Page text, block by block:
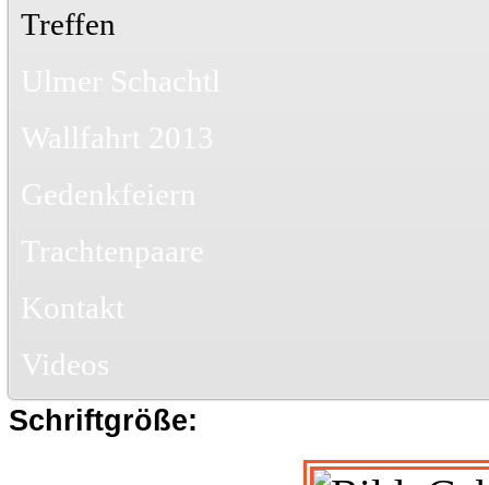
Treffen
Wallfahrt 2013
Gedenkfeiern
Trachtenpaare
Kontakt
Videos
Schriftgröße: